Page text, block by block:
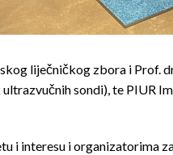
liječničkog zbora i Prof.
sondi), te PIUR
i interesu i organizatorima